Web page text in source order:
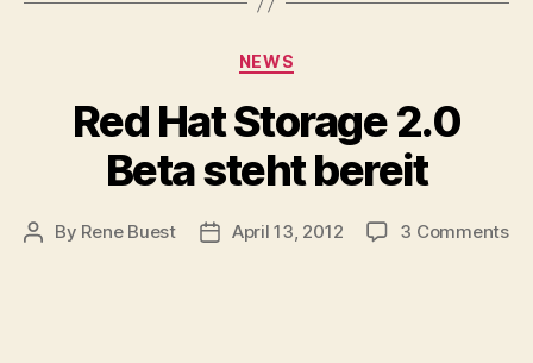
Categories
NEWS
Red Hat Storage 2.0
Beta steht bereit
Post
By Rene Buest
PostApril 13, 2012 3 Commentson